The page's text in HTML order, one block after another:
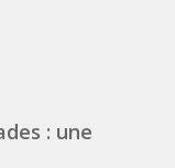
: une